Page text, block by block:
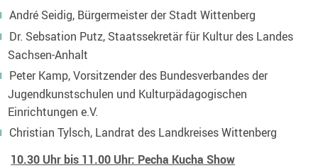
André Seidig, Bürgermeister der Stadt Wittenberg
Dr. Sebsation Putz, Staatssekretär für Kultur des Landes
Sachsen-Anhalt
Peter Kamp, Vorsitzender des Bundesverbandes der
Jugendkunstschulen und Kulturpädagogischen
Einrichtungen e.V.
Christian Tylsch, Landrat des Landkreises Wittenberg
10.30 Uhr bis 11.00 Uhr: Pecha Kucha Show